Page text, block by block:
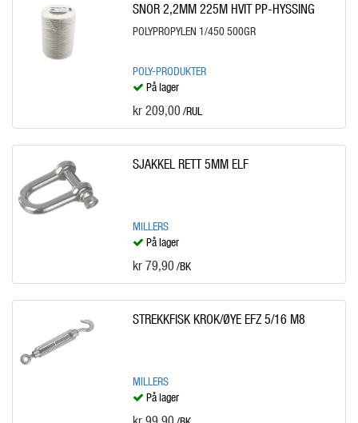
SNOR 2,2MM 225M HVIT PP-HYSSING
POLYPROPYLEN 1/450 500GR
POLY-PRODUKTER
På lager
kr 209,00 /RUL
SJAKKEL RETT 5MM ELF
MILLERS
På lager
kr 79,90 /BK
STREKKFISK KROK/ØYE EFZ 5/16 M8
MILLERS
På lager